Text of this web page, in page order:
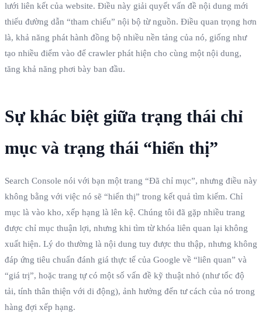
lưới liên kết của website. Điều này giải quyết vấn đề nội dung mới
thiếu đường dẫn “tham chiếu” nội bộ từ nguồn. Điều quan trọng hơn
là, khả năng phát hành đồng bộ nhiều nền tảng của nó, giống như
tạo nhiều điểm vào để crawler phát hiện cho cùng một nội dung,
tăng khả năng phơi bày ban đầu.
Sự khác biệt giữa trạng thái chỉ
mục và trạng thái “hiển thị”
Search Console nói với bạn một trang “Đã chỉ mục”, nhưng điều này
không bằng với việc nó sẽ “hiển thị” trong kết quả tìm kiếm. Chỉ
mục là vào kho, xếp hạng là lên kệ. Chúng tôi đã gặp nhiều trang
được chỉ mục thuận lợi, nhưng khi tìm từ khóa liên quan lại không
xuất hiện. Lý do thường là nội dung tuy được thu thập, nhưng không
đáp ứng tiêu chuẩn đánh giá thực tế của Google về “liên quan” và
“giá trị”, hoặc trang tự có một số vấn đề kỹ thuật nhỏ (như tốc độ
tải, tính thân thiện với di động), ảnh hưởng đến tư cách của nó trong
hàng đợi xếp hạng.